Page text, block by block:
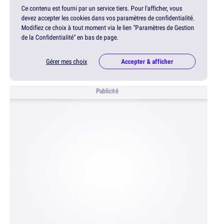
Ce contenu est fourni par un service tiers. Pour l'afficher, vous
devez accepter les cookies dans vos paramètres de confidentialité.
Modifiez ce choix à tout moment via le lien "Paramètres de Gestion
de la Confidentialité" en bas de page.
Gérer mes choix Accepter & afficher
Publicité